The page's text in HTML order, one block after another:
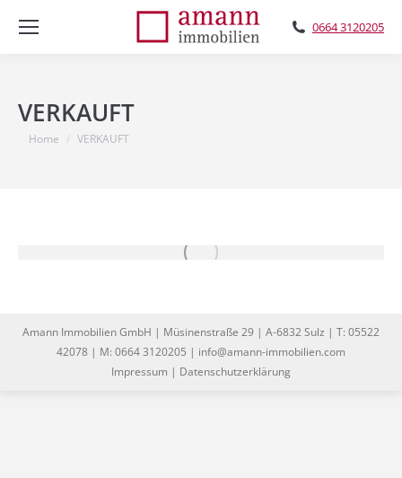
0664 3120205
VERKAUFT
You are here:
Home VERKAUFT
Amann Immobilien GmbH | Müsinenstraße 29 | A-6832 Sulz | T: 05522
42078 | M: 0664 3120205 | info@amann-immobilien.com
Impressum | Datenschutzerklärung